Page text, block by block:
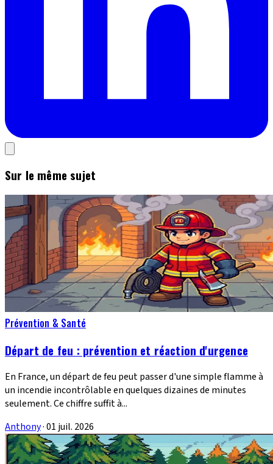
Sur le même sujet
Prévention & Santé
Départ de feu : prévention et réaction d'urgence
En France, un départ de feu peut passer d'une simple flamme à
un incendie incontrôlable en quelques dizaines de minutes
seulement. Ce chiffre suffit à...
Anthony·01 juil. 2026